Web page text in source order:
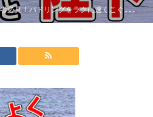
ドリングをラクに速くこぐちょっとしたコツを紹介します！